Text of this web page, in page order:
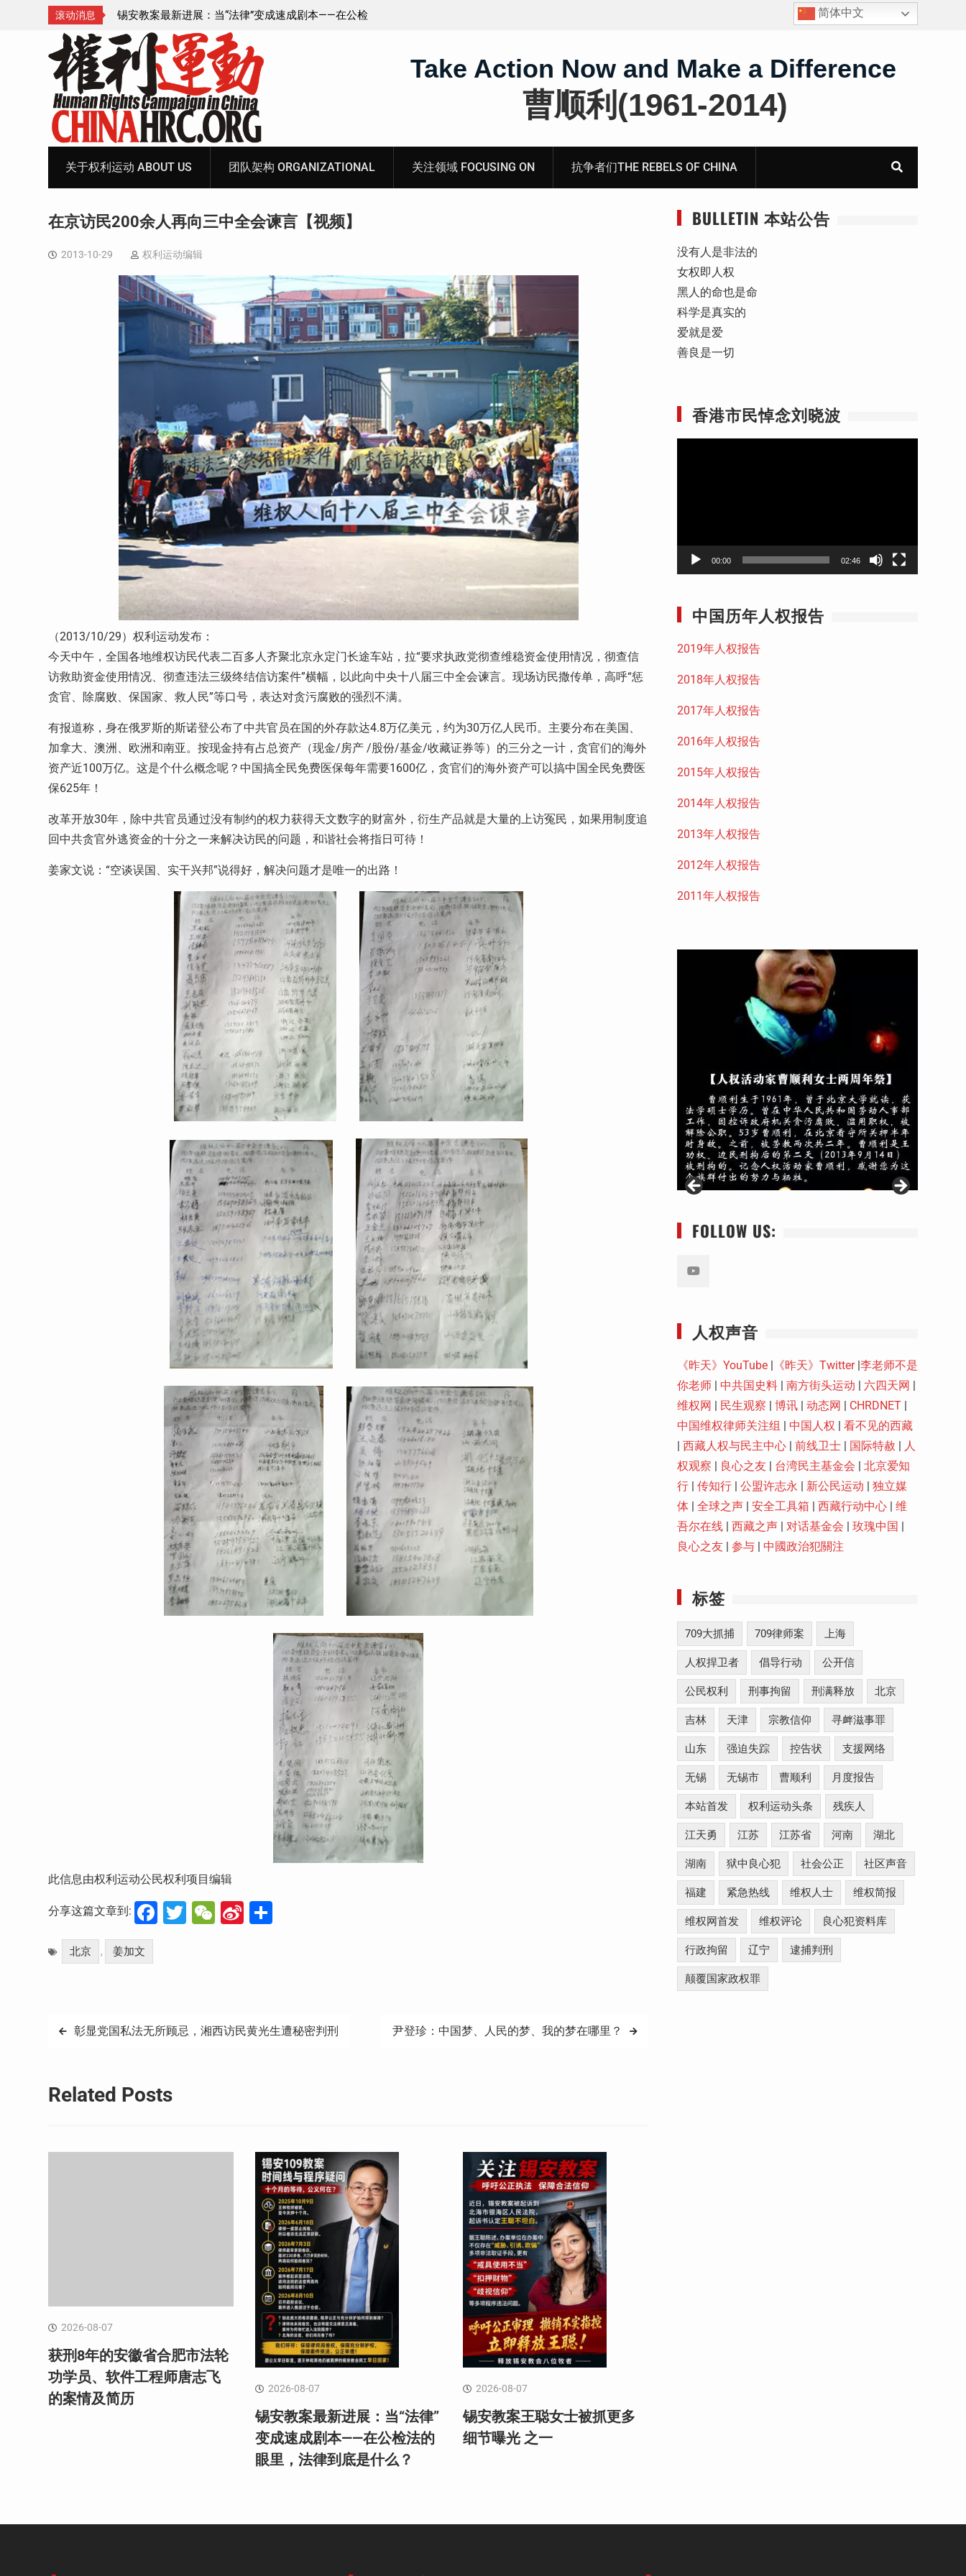
滚动消息
速成剧本——在公检 锡安教案王聪女士被抓更多细节曝光 之一
获刑8年的安徽省合肥市法轮功学员、软件工程师唐志
简体中文
Take Action Now and Make a Difference
曹顺利(1961-2014)
关于权利运动 ABOUT US 团队架构 ORGANIZATIONAL 关注领域 FOCUSING ON 抗争者们THE REBELS OF CHINA
在京访民200余人再向三中全会谏言【视频】
2013-10-29 权利运动编辑
（2013/10/29）权利运动发布：
今天中午，全国各地维权访民代表二百多人齐聚北京永定门长途车站，拉“要求执政党彻查维稳资金使用情况，彻查信
访救助资金使用情况、彻查违法三级终结信访案件”横幅，以此向中央十八届三中全会谏言。现场访民撒传单，高呼“惩
贪官、除腐败、保国家、救人民”等口号，表达对贪污腐败的强烈不满。
有报道称，身在俄罗斯的斯诺登公布了中共官员在国的外存款达4.8万亿美元，约为30万亿人民币。主要分布在美国、
加拿大、澳洲、欧洲和南亚。按现金持有占总资产（现金/房产 /股份/基金/收藏证券等）的三分之一计，贪官们的海外
资产近100万亿。这是个什么概念呢？中国搞全民免费医保每年需要1600亿，贪官们的海外资产可以搞中国全民免费医
保625年！
改革开放30年，除中共官员通过没有制约的权力获得天文数字的财富外，衍生产品就是大量的上访冤民，如果用制度追
回中共贪官外逃资金的十分之一来解决访民的问题，和谐社会将指日可待！
姜家文说：“空谈误国、实干兴邦”说得好，解决问题才是唯一的出路！
此信息由权利运动公民权利项目编辑
分享这篇文章到: Facebook
Twitter
WeChat
Sina
北京 , 姜加文
文
导
彰显党国私法无所顾忌，湘西访民黄光生遭秘密判刑 尹登珍：中国梦、人民的梦、我的梦在哪里？
Related Posts
2026-08-07
获刑8年的安徽省合肥市法轮
功学员、软件工程师唐志飞
的案情及简历
2026-08-07
锡安教案最新进展：当“法律”
变成速成剧本——在公检法的
眼里，法律到底是什么？
2026-08-07
锡安教案王聪女士被抓更多
细节曝光 之一
BULLETIN 本站公告
没有人是非法的
女权即人权
黑人的命也是命
科学是真实的
爱就是爱
善良是一切
香港市民悼念刘晓波
00:00 02:46
中国历年人权报告
2019年人权报告
2018年人权报告
2017年人权报告
2016年人权报告
2015年人权报告
2014年人权报告
2013年人权报告
2012年人权报告
2011年人权报告
FOLLOW US:
人权声音
《昨天》YouTube | 《昨天》Twitter|李老师不是
你老师 | 中共国史料 | 南方街头运动 | 六四天网 |
维权网 | 民生观察 | 博讯 | 动态网 | CHRDNET |
中国维权律师关注组 | 中国人权 | 看不见的西藏
| 西藏人权与民主中心 | 前线卫士 | 国际特赦 | 人
权观察 | 良心之友 | 台湾民主基金会 | 北京爱知
行 | 传知行 | 公盟许志永 | 新公民运动 | 独立媒
体 | 全球之声 | 安全工具箱 | 西藏行动中心 | 维
吾尔在线 | 西藏之声 | 对话基金会 | 玫瑰中国 |
良心之友 | 参与 | 中國政治犯關注
标签
709大抓捕 709律师案 上海
人权捍卫者 倡导行动 公开信
公民权利 刑事拘留 刑满释放 北京
吉林 天津 宗教信仰 寻衅滋事罪
山东 强迫失踪 控告状 支援网络
无锡 无锡市 曹顺利 月度报告
本站首发 权利运动头条 残疾人
江天勇 江苏 江苏省 河南 湖北
湖南 狱中良心犯 社会公正 社区声音
福建 紧急热线 维权人士 维权简报
维权网首发 维权评论 良心犯资料库
行政拘留 辽宁 逮捕判刑
颠覆国家政权罪